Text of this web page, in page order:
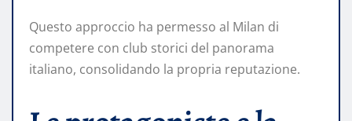
Questo approccio ha permesso al Milan di
competere con club storici del panorama
italiano, consolidando la propria reputazione.